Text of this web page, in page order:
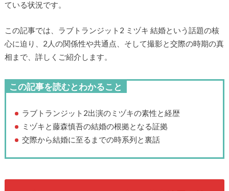
ている状況です。
この記事では、ラブトランジット2 ミヅキ 結婚という話題の核
心に迫り、2人の関係性や共通点、そして撮影と交際の時期の真
相まで、詳しくご紹介します。
この記事を読むとわかること
ラブトランジット2出演のミヅキの素性と経歴
ミヅキと藤森慎吾の結婚の根拠となる証拠
交際から結婚に至るまでの時系列と裏話